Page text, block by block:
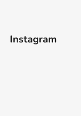
Instagram